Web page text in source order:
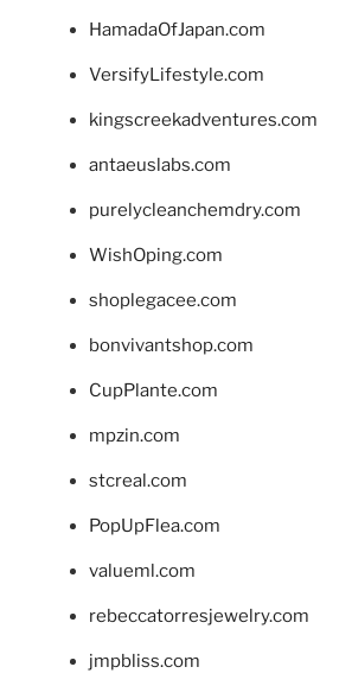
HamadaOfJapan.com
VersifyLifestyle.com
kingscreekadventures.com
antaeuslabs.com
purelycleanchemdry.com
WishOping.com
shoplegacee.com
bonvivantshop.com
CupPlante.com
mpzin.com
stcreal.com
PopUpFlea.com
valueml.com
rebeccatorresjewelry.com
jmpbliss.com